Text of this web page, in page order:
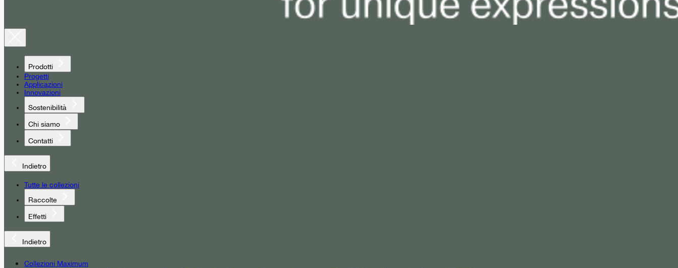
Prodotti
Progetti
Applicazioni
Innovazioni
Sostenibilità
Chi siamo
Contatti
Indietro
Tutte le collezioni
Raccolte
Effetti
Indietro
Collezioni Maximum